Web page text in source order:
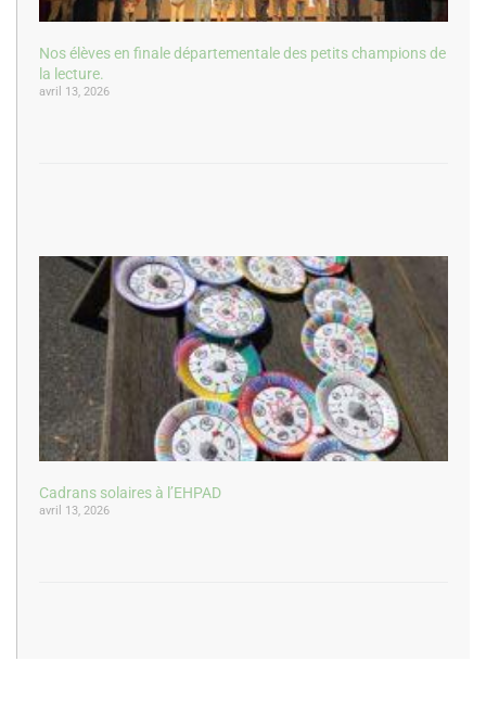
Nos élèves en finale départementale des petits champions de
la lecture.
avril 13, 2026
Cadrans solaires à l’EHPAD
avril 13, 2026